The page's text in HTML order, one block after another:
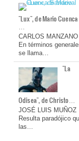
"Lux", de Mario Cuenca
…
CARLOS MANZANO
En términos
se llama…
"La
Odisea", de Christo…
JOSÉ LUIS MUÑOZ
Resulta paradójico
las…